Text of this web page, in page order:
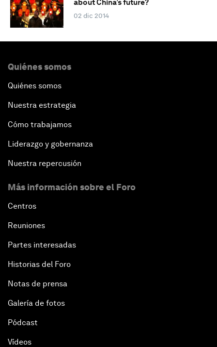
about China’s future?
02 dic 2014
Quiénes somos
Quiénes somos
Nuestra estrategia
Cómo trabajamos
Liderazgo y gobernanza
Nuestra repercusión
Más información sobre el Foro
Centros
Reuniones
Partes interesadas
Historias del Foro
Notas de prensa
Galería de fotos
Pódcast
Vídeos